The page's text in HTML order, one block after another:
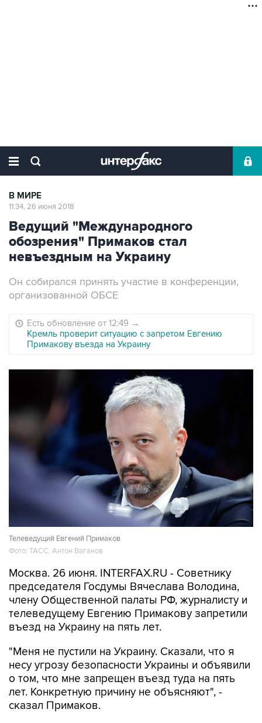
В МИРЕ
11:34, 26 июня 2018
Ведущий "Международного
обозрения" Примаков стал
невъездным на Украину
Он собирался принять участие в конференции,
организованной ОБСЕ
Есть обновление от 12:49 →
Кремль проверит ситуацию с запретом Евгению
Примакову въезда на Украину
Телеведущий Евгений Примаков
Фото: ТАСС, Антон Ваганов
Москва. 26 июня. INTERFAX.RU - Советнику
председателя Госдумы Вячеслава Володина,
члену Общественной палаты РФ, журналисту и
телеведущему Евгению Примакову запретили
въезд на Украину на пять лет.
"Меня не пустили на Украину. Сказали, что я
несу угрозу безопасности Украины и объявили
о том, что мне запрещен въезд туда на пять
лет. Конкретную причину не объясняют", -
сказал Примаков.